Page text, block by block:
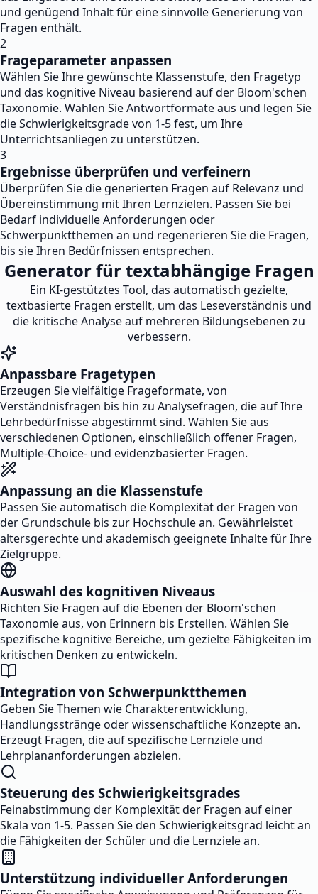
und genügend Inhalt für eine sinnvolle Generierung von
Fragen enthält.
2
Frageparameter anpassen
Wählen Sie Ihre gewünschte Klassenstufe, den Fragetyp
und das kognitive Niveau basierend auf der Bloom'schen
Taxonomie. Wählen Sie Antwortformate aus und legen Sie
die Schwierigkeitsgrade von 1-5 fest, um Ihre
Unterrichtsanliegen zu unterstützen.
3
Ergebnisse überprüfen und verfeinern
Überprüfen Sie die generierten Fragen auf Relevanz und
Übereinstimmung mit Ihren Lernzielen. Passen Sie bei
Bedarf individuelle Anforderungen oder
Schwerpunktthemen an und regenerieren Sie die Fragen,
bis sie Ihren Bedürfnissen entsprechen.
Generator für textabhängige Fragen
Ein KI-gestütztes Tool, das automatisch gezielte,
textbasierte Fragen erstellt, um das Leseverständnis und
die kritische Analyse auf mehreren Bildungsebenen zu
verbessern.
Anpassbare Fragetypen
Erzeugen Sie vielfältige Frageformate, von
Verständnisfragen bis hin zu Analysefragen, die auf Ihre
Lehrbedürfnisse abgestimmt sind. Wählen Sie aus
verschiedenen Optionen, einschließlich offener Fragen,
Multiple-Choice- und evidenzbasierter Fragen.
Anpassung an die Klassenstufe
Passen Sie automatisch die Komplexität der Fragen von
der Grundschule bis zur Hochschule an. Gewährleistet
altersgerechte und akademisch geeignete Inhalte für Ihre
Zielgruppe.
Auswahl des kognitiven Niveaus
Richten Sie Fragen auf die Ebenen der Bloom'schen
Taxonomie aus, von Erinnern bis Erstellen. Wählen Sie
spezifische kognitive Bereiche, um gezielte Fähigkeiten im
kritischen Denken zu entwickeln.
Integration von Schwerpunktthemen
Geben Sie Themen wie Charakterentwicklung,
Handlungsstränge oder wissenschaftliche Konzepte an.
Erzeugt Fragen, die auf spezifische Lernziele und
Lehrplananforderungen abzielen.
Steuerung des Schwierigkeitsgrades
Feinabstimmung der Komplexität der Fragen auf einer
Skala von 1-5. Passen Sie den Schwierigkeitsgrad leicht an
die Fähigkeiten der Schüler und die Lernziele an.
Unterstützung individueller Anforderungen